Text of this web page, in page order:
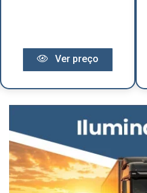
Ver preço